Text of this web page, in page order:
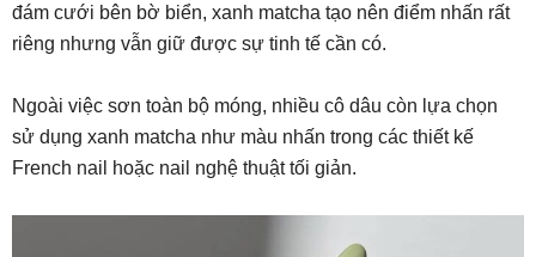
đám cưới bên bờ biển, xanh matcha tạo nên điểm nhấn rất
riêng nhưng vẫn giữ được sự tinh tế cần có.
Ngoài việc sơn toàn bộ móng, nhiều cô dâu còn lựa chọn
sử dụng xanh matcha như màu nhấn trong các thiết kế
French nail hoặc nail nghệ thuật tối giản.